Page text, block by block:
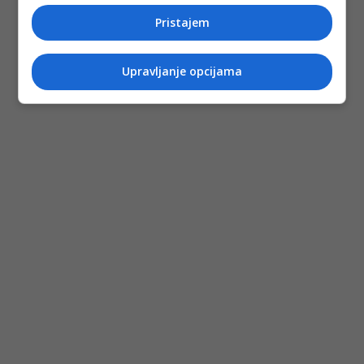
Pristajem
Upravljanje opcijama